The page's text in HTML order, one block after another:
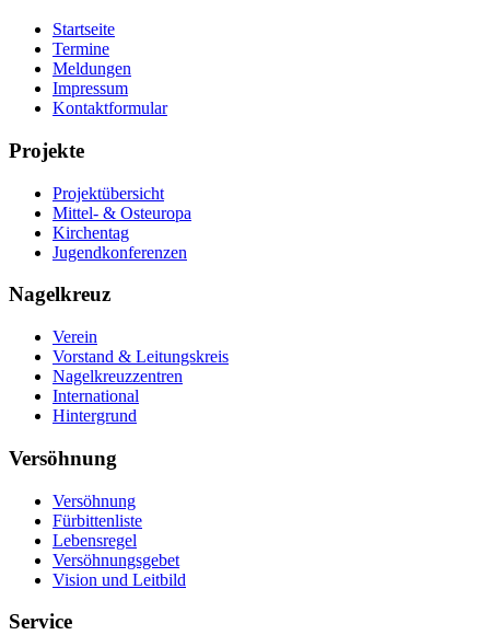
Startseite
Termine
Meldungen
Impressum
Kontaktformular
Projekte
Projektübersicht
Mittel- & Osteuropa
Kirchentag
Jugendkonferenzen
Nagelkreuz
Verein
Vorstand & Leitungskreis
Nagelkreuzzentren
International
Hintergrund
Versöhnung
Versöhnung
Fürbittenliste
Lebensregel
Versöhnungsgebet
Vision und Leitbild
Service